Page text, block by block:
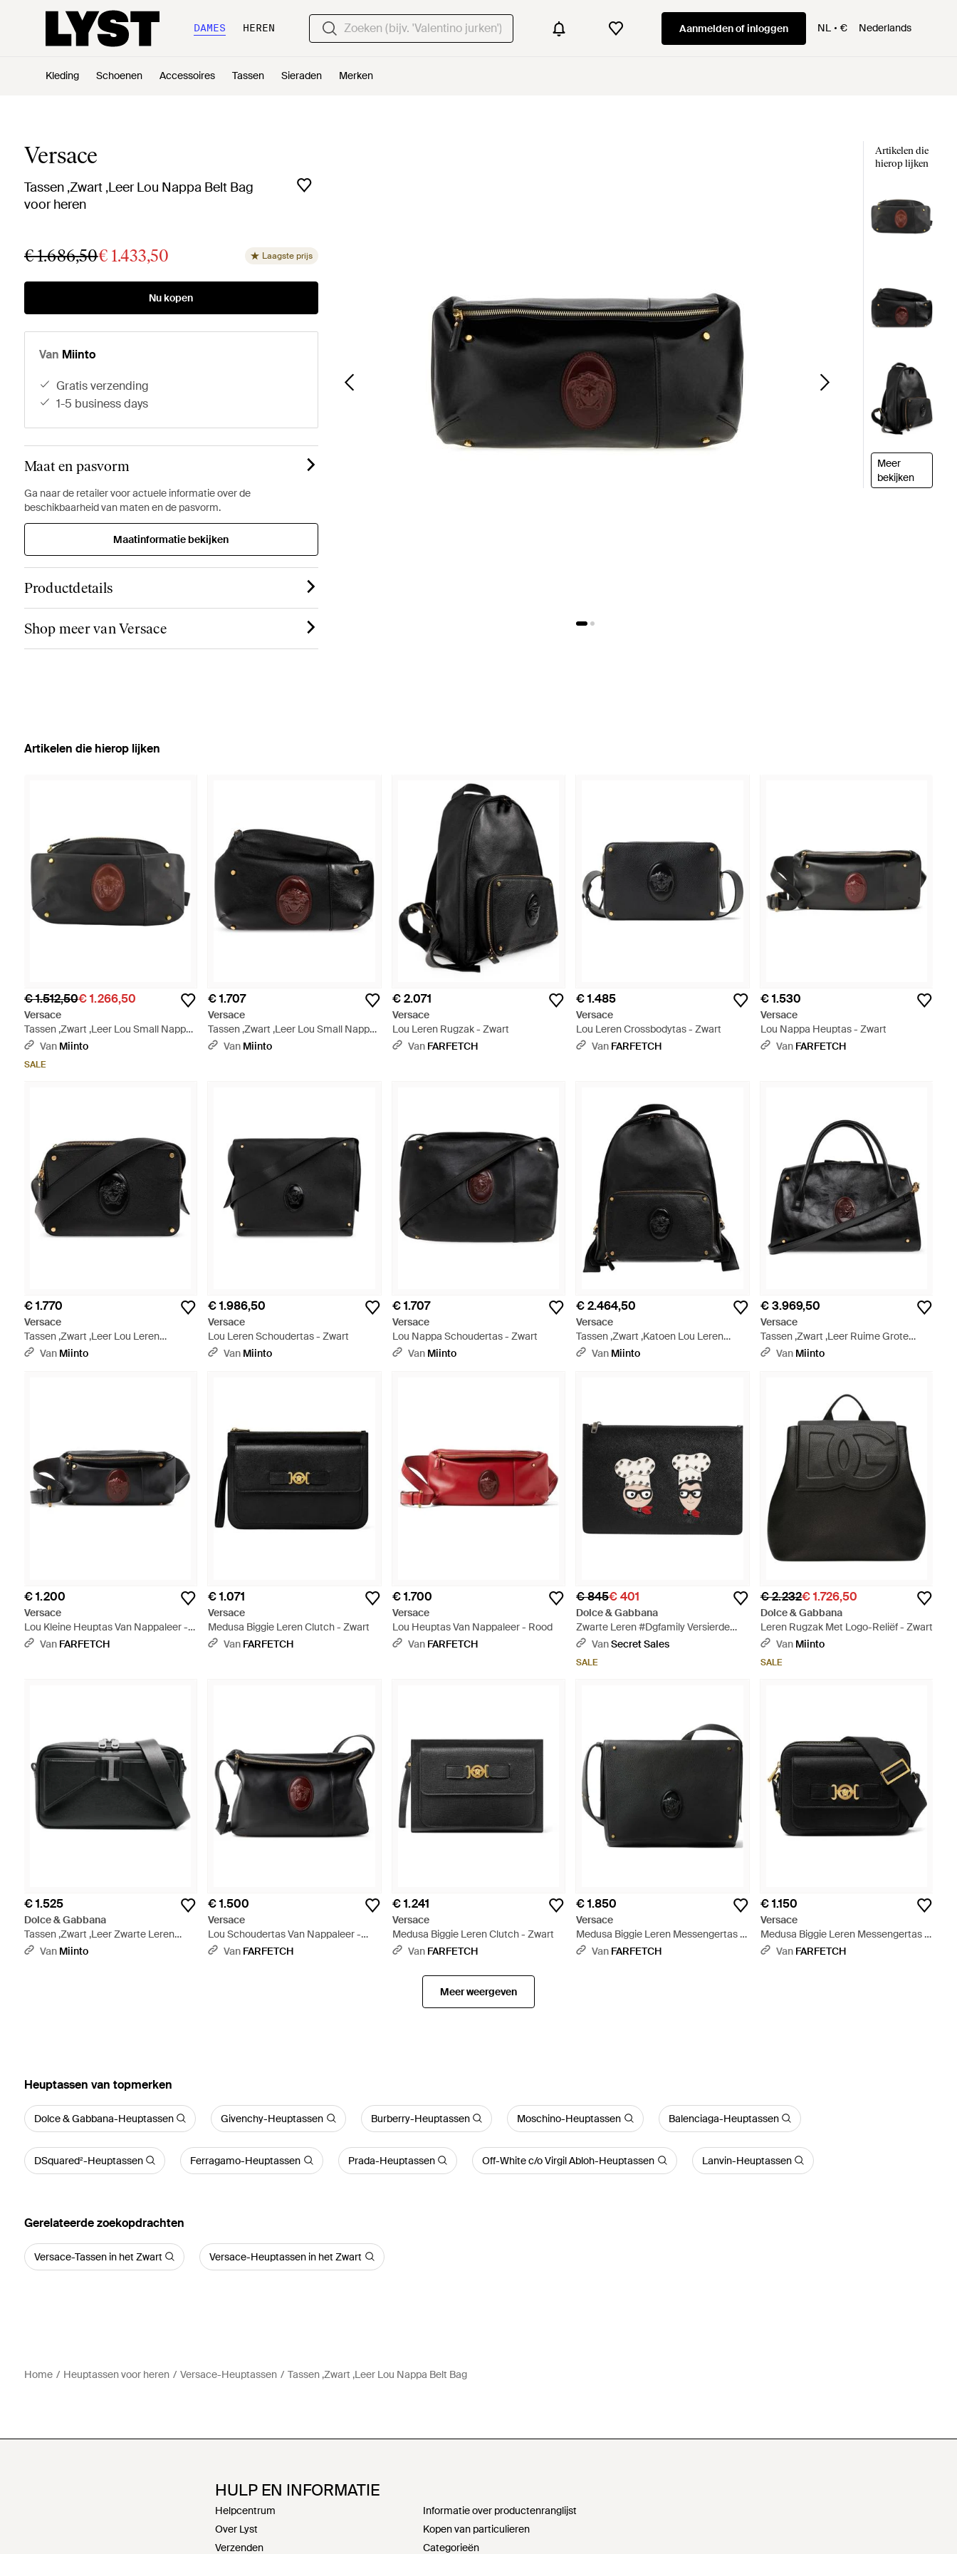
DAMES HEREN Aanmelden of inloggen NL € Nederlands
Kleding Schoenen Accessoires Tassen Sieraden Merken
Versace
Tassen ,Zwart ,Leer Lou Nappa Belt Bag
voor heren
€ 1.686,50€ 1.433,50 Laagste prijs
Nu kopen
Van Miinto
gratis verzending
1-5 business days
Maat en pasvorm
Ga naar de retailer voor actuele informatie over de
beschikbaarheid van maten en de pasvorm.
Maatinformatie bekijken
Productdetails
Shop meer van Versace
Artikelen die
hierop lijken
Meer
bekijken
Artikelen die hierop lijken
€ 1.512,50€ 1.266,50
Versace
Tassen ,Zwart ,Leer Lou Small Nappa
Belt Bag - Zwart
Van Miinto
SALE
€ 1.707
Versace
Tassen ,Zwart ,Leer Lou Small Nappa
Belt Bag - Zwart
Van Miinto
€ 2.071
Versace
Lou Leren Rugzak - Zwart
Van FARFETCH
€ 1.485
Versace
Lou Leren Crossbodytas - Zwart
Van FARFETCH
€ 1.530
Versace
Lou Nappa Heuptas - Zwart
Van FARFETCH
€ 1.770
Versace
Tassen ,Zwart ,Leer Lou Leren
Crossbodytas - Zwart
Van Miinto
€ 1.986,50
Versace
Lou Leren Schoudertas - Zwart
Van Miinto
€ 1.707
Versace
Lou Nappa Schoudertas - Zwart
Van Miinto
€ 2.464,50
Versace
Tassen ,Zwart ,Katoen Lou Leren
Rugzak - Zwart
Van Miinto
€ 3.969,50
Versace
Tassen ,Zwart ,Leer Ruime Grote
Leren Duffel Bag - Zwart
Van Miinto
€ 1.200
Versace
Lou Kleine Heuptas Van Nappaleer -
Zwart
Van FARFETCH
€ 1.071
Versace
Medusa Biggie Leren Clutch - Zwart
Van FARFETCH
€ 1.700
Versace
Lou Heuptas Van Nappaleer - Rood
Van FARFETCH
€ 845€ 401
Dolce & Gabbana
Zwarte Leren #Dgfamily Versierde
Clutch Pouch Tas - Zwart
VanSecret Sales
SALE
€ 2.232€ 1.726,50
Dolce & Gabbana
Leren Rugzak Met Logo-Reliëf - Zwart
Van Miinto
SALE
€ 1.525
Dolce & Gabbana
Tassen ,Zwart ,Leer Zwarte Leren
Messenger Tas Met Rits - Zwart
Van Miinto
€ 1.500
Versace
Lou Schoudertas Van Nappaleer -
Zwart
Van FARFETCH
€ 1.241
Versace
Medusa Biggie Leren Clutch - Zwart
Van FARFETCH
€ 1.850
Versace
Medusa Biggie Leren Messengertas -
Zwart
Van FARFETCH
€ 1.150
Versace
Medusa Biggie Leren Messengertas -
Zwart
Van FARFETCH
Meer weergeven
‪Heuptassen‬ van topmerken
Dolce & Gabbana-Heuptassen Givenchy-Heuptassen Burberry-Heuptassen Moschino-Heuptassen Balenciaga-Heuptassen
DSquared²-Heuptassen Ferragamo-Heuptassen Prada-Heuptassen Off-White c/o Virgil Abloh-Heuptassen Lanvin-Heuptassen
Gerelateerde zoekopdrachten
Versace-Tassen in het Zwart Versace-Heuptassen in het Zwart
Home Heuptassen voor heren Versace-Heuptassen Tassen ,Zwart ,Leer Lou Nappa Belt Bag
HULP EN INFORMATIE
Helpcentrum
Over Lyst
Verzenden
Informatie over productenranglijst
Kopen van particulieren
Categorieën